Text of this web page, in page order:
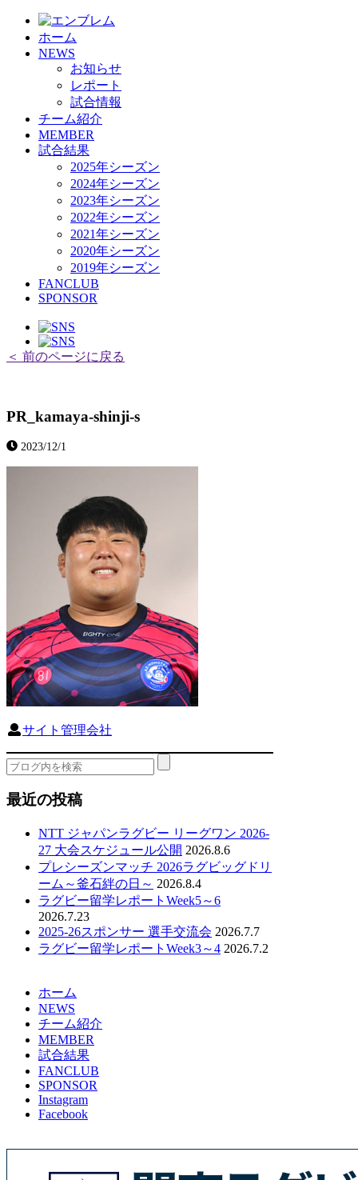
ホーム
NEWS
お知らせ
レポート
試合情報
チーム紹介
MEMBER
試合結果
2025年シーズン
2024年シーズン
2023年シーズン
2022年シーズン
2021年シーズン
2020年シーズン
2019年シーズン
FANCLUB
SPONSOR
＜ 前のページに戻る
PR_kamaya-shinji-s
2023/12/1
サイト管理会社
最近の投稿
NTT ジャパンラグビー リーグワン 2026-
27 大会スケジュール公開 2026.8.6
プレシーズンマッチ 2026ラグビッグドリ
ーム～釜石絆の日～ 2026.8.4
ラグビー留学レポートWeek5～6
2026.7.23
2025-26スポンサー 選手交流会 2026.7.7
ラグビー留学レポートWeek3～4 2026.7.2
ホーム
NEWS
チーム紹介
MEMBER
試合結果
FANCLUB
SPONSOR
Instagram
Facebook